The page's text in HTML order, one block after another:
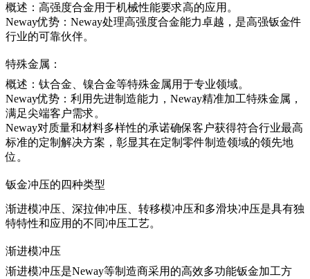
概述：高强度合金用于机械性能要求高的应用。
Neway优势：Neway处理高强度合金能力卓越，是高强钣金件
行业的可靠伙伴。
特殊金属：
概述：钛合金、镍合金等特殊金属用于专业领域。
Neway优势：利用先进制造能力，Neway精准加工特殊金属，
满足尖端客户需求。
Neway对质量和材料多样性的承诺确保客户获得符合行业最高
标准的定制解决方案，彰显其在定制零件制造领域的领先地
位。
钣金冲压的四种类型
渐进模冲压、深拉伸冲压、转移模冲压和多滑块冲压是具有独
特特性和应用的不同冲压工艺。
渐进模冲压
渐进模冲压是Neway等制造商采用的高效多功能钣金加工方